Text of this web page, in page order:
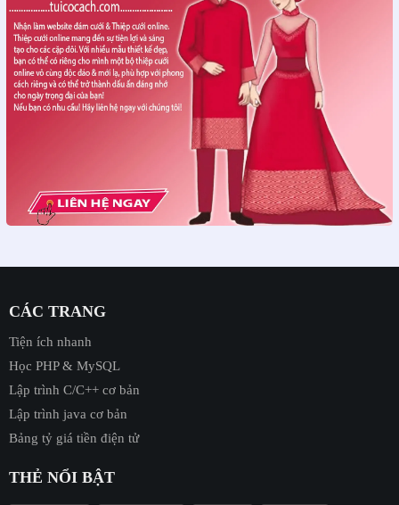
CÁC TRANG
Tiện ích nhanh
Học PHP & MySQL
Lập trình C/C++ cơ bản
Lập trình java cơ bản
Bảng tỷ giá tiền điện tử
THẺ NỔI BẬT